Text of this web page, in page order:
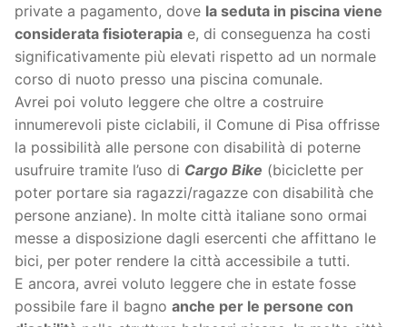
private a pagamento, dove la seduta in piscina viene
considerata fisioterapia e, di conseguenza ha costi
significativamente più elevati rispetto ad un normale
corso di nuoto presso una piscina comunale.
Avrei poi voluto leggere che oltre a costruire
innumerevoli piste ciclabili, il Comune di Pisa offrisse
la possibilità alle persone con disabilità di poterne
usufruire tramite l’uso di Cargo Bike (biciclette per
poter portare sia ragazzi/ragazze con disabilità che
persone anziane). In molte città italiane sono ormai
messe a disposizione dagli esercenti che affittano le
bici, per poter rendere la città accessibile a tutti.
E ancora, avrei voluto leggere che in estate fosse
possibile fare il bagno anche per le persone con